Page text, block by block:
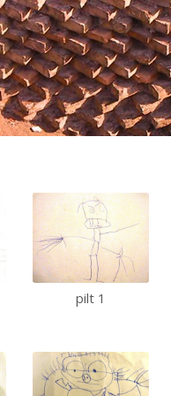
pilt 1